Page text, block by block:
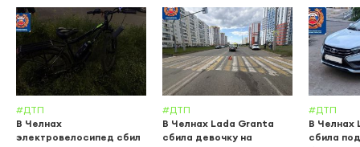
#ДТП
В Челнах
электровелосипед сбил
#ДТП
В Челнах Lada Granta
сбила девочку на
#ДТП
В Челнах
сбила